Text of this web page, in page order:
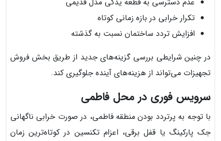
تکرار خرابی در بازه زمانی کوتاه
افزایش تردد ساختمان نسبت به گذشته
در چنین شرایطی بررسی گزینه‌های جدید از طریق بخش فروش
تجهیزات می‌تواند از هزینه‌های آینده جلوگیری کند.
سرویس فوری در محل فاطمی
با توجه به پرتردد بودن منطقه فاطمی، در صورت خرابی ناگهانی
جک پارکینگ یا قفل برقی، اعزام تکنسین در کوتاه‌ترین زمان